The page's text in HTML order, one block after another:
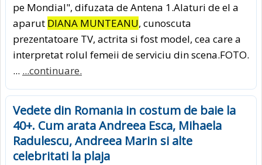
pe Mondial", difuzata de Antena 1.Alaturi de el a
aparut DIANA MUNTEANU, cunoscuta
prezentatoare TV, actrita si fost model, cea care a
interpretat rolul femeii de serviciu din scena.FOTO.
... ...continuare.
Vedete din Romania in costum de baie la
40+. Cum arata Andreea Esca, Mihaela
Radulescu, Andreea Marin si alte
celebritati la plaja